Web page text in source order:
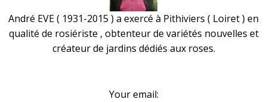
André EVE ( 1931-2015 ) a exercé à Pithiviers ( Loiret ) en
qualité de rosiériste , obtenteur de variétés nouvelles et
créateur de jardins dédiés aux roses.
Your email: